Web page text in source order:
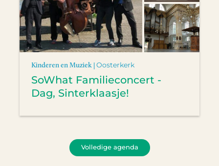
Kinderen en Muziek |Oosterkerk
SoWhat Familieconcert -
Dag, Sinterklaasje!
Volledige agenda